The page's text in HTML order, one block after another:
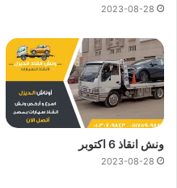
2023-08-28
ونش انقاذ 6 اكتوبر
2023-08-28